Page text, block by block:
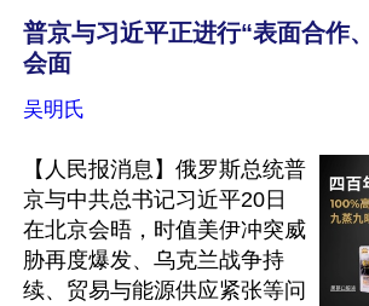
普京与习近平正进行“表面合作
会面
吴明氏
【人民报消息】俄罗斯总统普
京与中共总书记习近平20日
在北京会晤，时值美伊冲突威
胁再度爆发、乌克兰战争持
续、贸易与能源供应紧张等问